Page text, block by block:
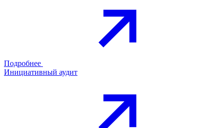
Подробнее
Инициативный аудит